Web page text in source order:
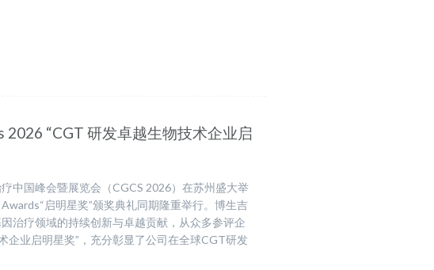
2026 “CGT 研发卓越生物技术企业启
中国峰会暨展览会（CGCS 2026）在苏州盛大举
启明星奖”颁奖典礼同期隆重举行。博生吉
治疗领域的持续创新与卓越贡献，从众多参评企
企业启明星奖”，充分彰显了公司在全球CGT研发